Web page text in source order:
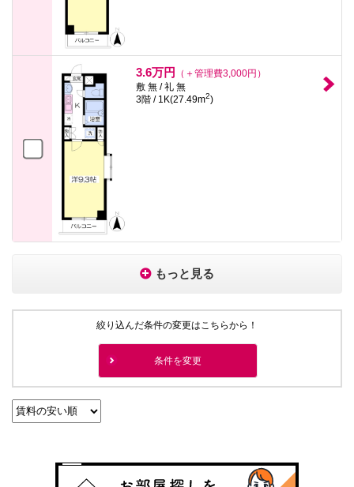
3.6万円
（＋管理費3,000円）
敷 無 / 礼 無
3階 / 1K(27.49m2)
もっと見る
絞り込んだ条件の変更はこちらから！
条件を変更